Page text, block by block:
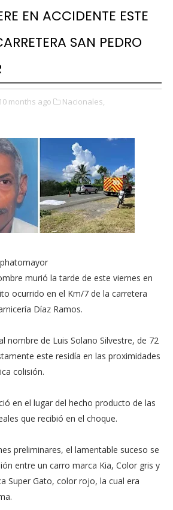
EN ACCIDENTE ESTE
SAN PEDRO
10 months ago Nacionales,
murió la tarde de este viernes en
ocurrido en el Km/7 de la carretera
Díaz Ramos.
nombre de Luis Solano Silvestre, de 72
este residía en las proximidades
colisión.
en el lugar del hecho producto de las
que recibió en el choque.
preliminares, el lamentable suceso se
entre un carro marca Kia, Color gris y
Super Gato, color rojo, la cual era